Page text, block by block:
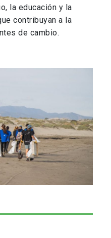
la educación y la
contribuyan a la
de cambio.